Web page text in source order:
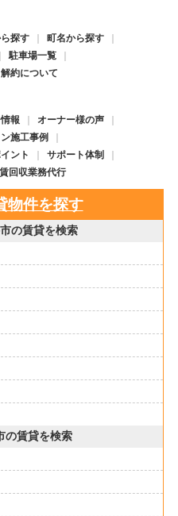
探す
町名から探す
駐車場一覧
約について
報
オーナー様の声
施工事例
ント
サポート体制
回収業務代行
物件を探す
の賃貸を検索
の賃貸を検索